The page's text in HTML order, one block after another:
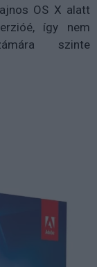
OS X alatt
így nem
szinte